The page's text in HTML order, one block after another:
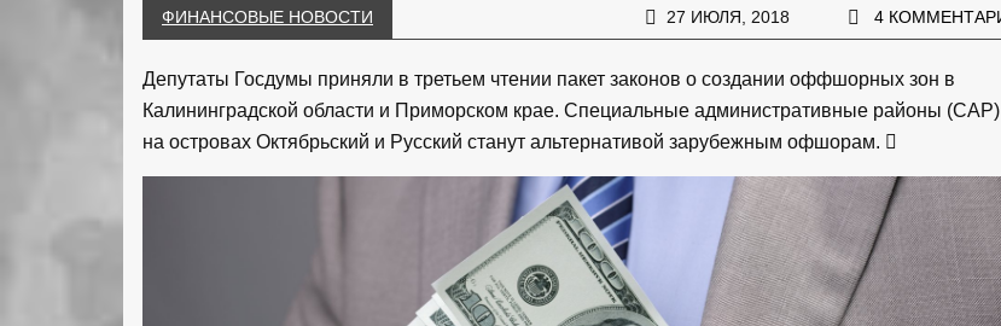
ФИНАНСОВЫЕ НОВОСТИ 27 ИЮЛЯ, 2018 4
Депутаты Госдумы приняли в третьем чтении пакет законов о создании оффшорных зон в
Калининградской области и Приморском крае. Специальные административные районы (САР)
на островах Октябрьский и Русский станут альтернативой зарубежным офшорам.